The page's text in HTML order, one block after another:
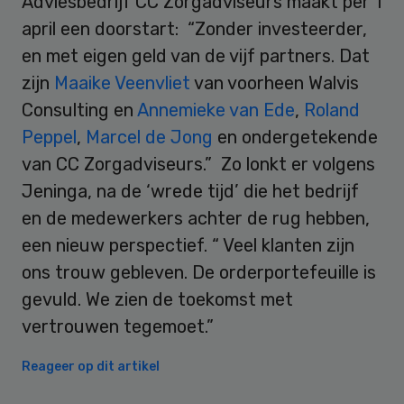
april een doorstart: “Zonder investeerder,
en met eigen geld van de vijf partners. Dat
zijn Maaike Veenvliet van voorheen Walvis
Consulting en Annemieke van Ede, Roland
Peppel, Marcel de Jong en ondergetekende
van CC Zorgadviseurs.” Zo lonkt er volgens
Jeninga, na de ‘wrede tijd’ die het bedrijf
en de medewerkers achter de rug hebben,
een nieuw perspectief. “ Veel klanten zijn
ons trouw gebleven. De orderportefeuille is
gevuld. We zien de toekomst met
vertrouwen tegemoet.”
Reageer op dit artikel